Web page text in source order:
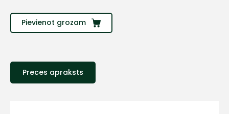
Pievienot grozam
Preces apraksts